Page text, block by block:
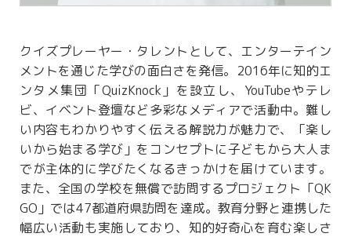
クイズプレーヤー・タレントとして、エンターテイン
メントを通じた学びの面白さを発信。2016年に知的エ
ンタメ集団「QuizKnock」を設立し、YouTubeやテレ
ビ、イベント登壇など多彩なメディアで活動中。難し
い内容もわかりやすく伝える解説力が魅力で、「楽し
いから始まる学び」をコンセプトに子どもから大人ま
でが主体的に学びたくなるきっかけを届けています。
また、全国の学校を無償で訪問するプロジェクト「QK
GO」では47都道府県訪問を達成。教育分野と連携した
幅広い活動も実施しており、知的好奇心を育む楽しさ